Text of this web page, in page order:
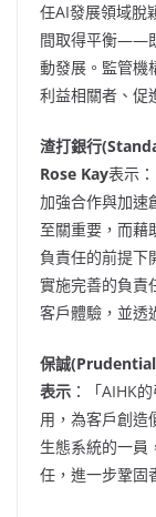
任AI發展領域脫
間取得平衡——
動發展。監管機
利益相關者、促
渣打銀行
Rose Kay表示
加強合作與加速
至關重要，而藉
負責任的前提下
實施完善的負責
客戶體驗，並透
保誠(Prudential
表示 ：「AIHK
用，為客戶創造
生態系統的一員
任，進一步鞏固